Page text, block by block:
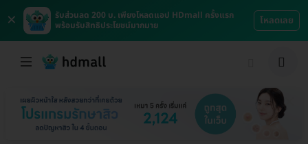
×
รับส่วนลด 200 บ. เพียงโหลดแอป HDmall ครั้งแรก
พร้อมรับสิทธิประโยชน์มากมาย
โหลดเลย